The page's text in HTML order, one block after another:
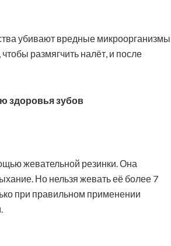
убивают вредные микроорганизмы
размягчить налёт, и после
здоровья зубов
жевательной резинки. Она
Но нельзя жевать её более 7
при правильном применении